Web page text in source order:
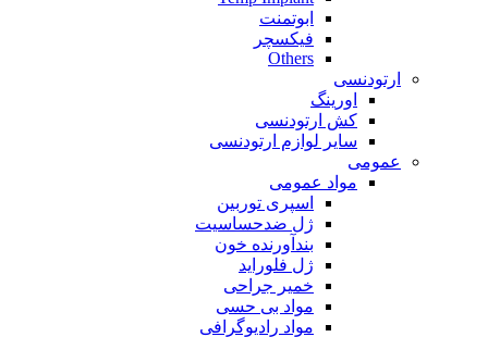
ابوتمنت
فیکسچر
Others
ارتودنسی
اورینگ
کش ارتودنسی
سایر لوازم ارتودنسی
عمومی
مواد عمومی
اسپری توربین
ژل ضدحساسیت
بندآورنده خون
ژل فلوراید
خمیر جراحی
مواد بی حسی
مواد رادیوگرافی